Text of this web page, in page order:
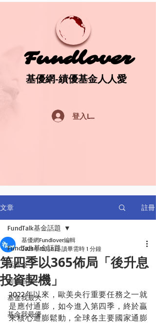
Fundlover
Fundlover
基優網-績優基金人人愛
基優網-績優基金人人愛
登入Log In
文章 註冊
FundTalk基金話題
話基金
前瞻回顧
基金我最大
基金我最優
FundTalk基金話題
第四季以365佈局「後升息
投資契機」
基優網Fundlover編輯
2023年10月8日 讀畢需時 1 分鐘
2022年以來，歐美央行重要任務之一就
是應付通膨，如今進入第四季，終於贏
來核心通膨鬆動，全球各主要國家通膨